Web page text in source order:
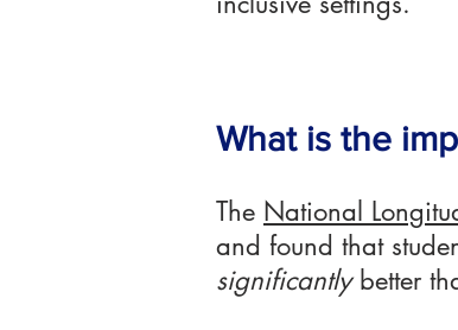
What is the
The National
and found that
significantlybetter